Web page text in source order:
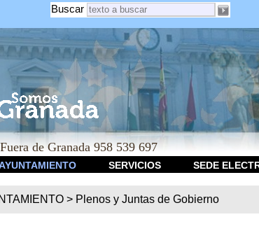
Buscar
de Granada 958 539 697
SERVICIOS SEDE
> Plenos y Juntas de Gobierno